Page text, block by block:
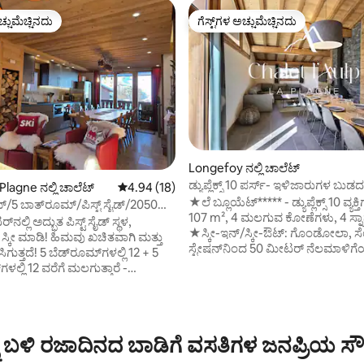
47 ವಿಮರ್ಶೆಗಳು
ನಲ್ಲಿ ಚಾಲೆಟ್ 5 ರಲ್ಲಿ 4.94 ಸರಾಸರಿ ರೇಟಿಂಗ್, 18 ವಿಮರ್ಶೆಗಳು
4.94 (18)
ಬಾತ್‌ರೂಮ್/ಪಿಸ್ಟ್ ಸೈಡ್/2050
ಹಿಮ ಖಚಿತ
ಅದ್ಭುತ ಪಿಸ್ಟ್ ಸೈಡ್ ಸ್ಥಳ,
ಖಚಿತವಾಗಿ ಮತ್ತು
5 ಬೆಡ್‌ರೂಮ್‌ಗಳಲ್ಲಿ 12 + 5
12 ವರೆಗೆ ಮಲಗುತ್ತಾರೆ -
ಪ್ರವೇಶ. ಆರಾಮದಾಯಕ ಮತ್ತು
ಸುಸಜ್ಜಿತ, ಸ್ಕೀ ರೂಮ್ ಮತ್ತು ಬೂಟ್
ಗೆಸ್ಟ್‌ಗಳ ಅಚ್ಚುಮೆಚ್ಚಿನದು
ಗೆಸ್ಟ್‌ಗಳ ಅಚ್ಚುಮೆಚ್ಚಿನದು
Longefoy ನಲ್ಲಿ ಚಾಲೆಟ್
ಡ್ಯುಪ್ಲೆಕ್ಸ್ 10 ಪರ್ಸ್- ಇಳಿಜಾರುಗಳ
ಮಾಂಟಾಲ್ಬರ್ಟ್
★ಲೆ ಬ್ಲೂಯೆಟ್***** - ಡ್ಯುಪ್ಲೆಕ್ಸ್ 10
107 m², 4 ಮಲಗುವ ಕೋಣೆಗಳು, 4
★ಸ್ಕೀ-ಇನ್/ಸ್ಕೀ-ಔಟ್: ಗೊಂಡೋಲಾ,
ಸ್ಟೇಷನ್‌ನಿಂದ 50 ಮೀಟರ್ ನೆಲಮಾಳಿಗೆಯ
ಸರಬರಾಜು ★ಕನ್ಸೀರ್ಜ್: ಕಾಟೇಜ್‌ನಲ್ಲಿ
★ ಐಚ್ಛಿಕ ಸೇವೆಗಳು: ಸ್ಕೀ ಪ್ಯಾಕೇಜ್‌ಗಳ
ಬಳಿ ರಜಾದಿನದ ಬಾಡಿಗೆ ವಸತಿಗಳ ಜನಪ್ರಿಯ